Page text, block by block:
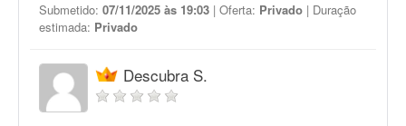
Submetido: 07/11/2025 às 19:03 | Oferta: Privado | Duração
estimada: Privado
Descubra S.